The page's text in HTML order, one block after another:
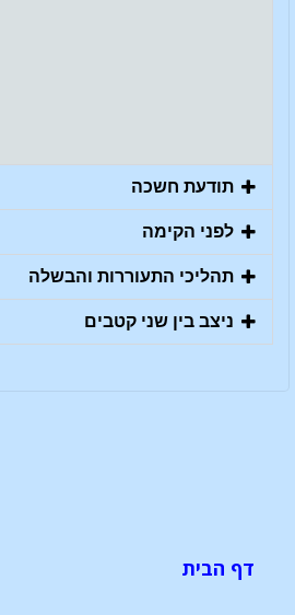
תודעת חשכה
לפני הקימה
תהליכי התעוררות והבשלה
ניצב בין שני קטבים
דף הבית